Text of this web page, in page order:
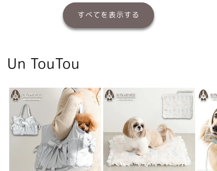
すべてを表示する
Un TouTou